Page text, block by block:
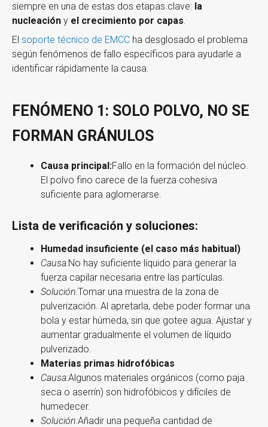
siempre en una de estas dos etapas clave: la
nucleación y el crecimiento por capas.
El soporte técnico de EMCC ha desglosado el problema
según fenómenos de fallo específicos para ayudarle a
identificar rápidamente la causa.
FENÓMENO 1: SOLO POLVO, NO SE
FORMAN GRÁNULOS
Causa principal:Fallo en la formación del núcleo.
El polvo fino carece de la fuerza cohesiva
suficiente para aglomerarse.
Lista de verificación y soluciones:
Humedad insuficiente (el caso más habitual)
Causa:No hay suficiente líquido para generar la
fuerza capilar necesaria entre las partículas.
Solución:Tomar una muestra de la zona de
pulverización. Al apretarla, debe poder formar una
bola y estar húmeda, sin que gotee agua. Ajustar y
aumentar gradualmente el volumen de líquido
pulverizado.
Materias primas hidrofóbicas
Causa:Algunos materiales orgánicos (como paja
seca o aserrín) son hidrofóbicos y difíciles de
humedecer.
Solución:Añadir una pequeña cantidad de